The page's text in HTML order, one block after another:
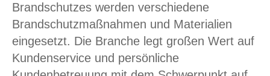
Brandschutzes werden verschiedene
Brandschutzmaßnahmen und Materialien
eingesetzt. Die Branche legt großen Wert auf
Kundenservice und persönliche